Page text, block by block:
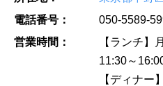
電話番号：
050-5589-
営業時間：
【ランチ】
11:30～
【ディナー